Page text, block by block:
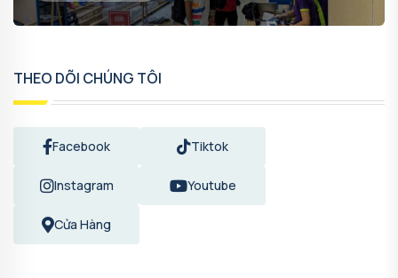
THEO DÕI CHÚNG TÔI
Facebook Tiktok
Instagram Youtube
Cửa Hàng